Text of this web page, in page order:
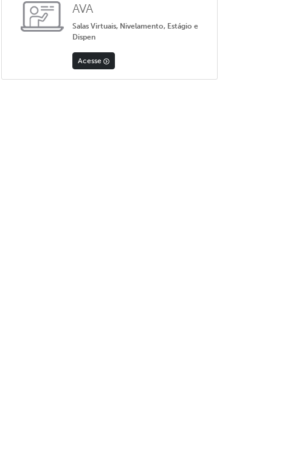
AVA
Salas Virtuais, Nivelamento, Estágio e
Dispen
Acesse